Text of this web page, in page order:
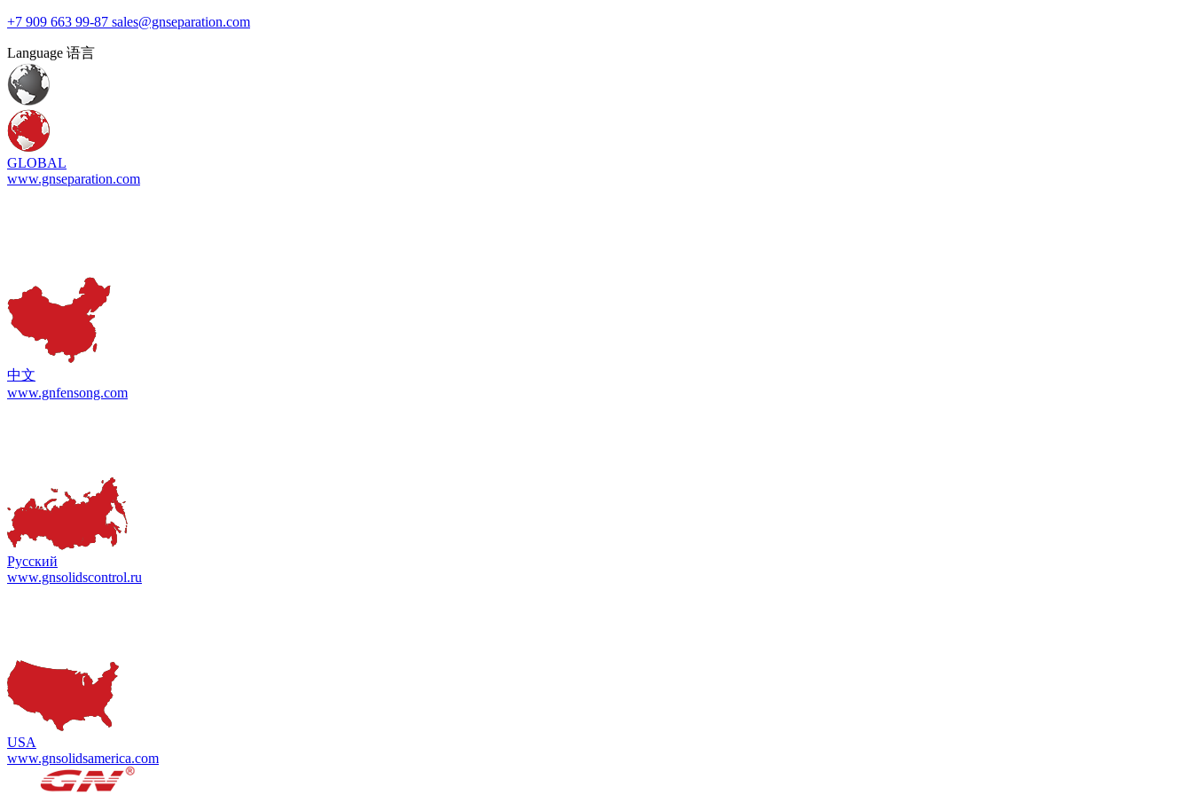
+7 909 663 99-87 sales@gnseparation.com
Language 语言
GLOBAL
www.gnseparation.com
中文
www.gnfensong.com
Русский
www.gnsolidscontrol.ru
USA
www.gnsolidsamerica.com